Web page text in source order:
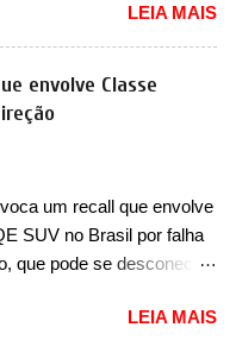
Operações da Stellantis
foi o responsável por
O novo modelo teve
a traseira do SUV,
das lanternas, que
uma iluminação
traseiro, se n...
envolve os proprietários
chamado envolve
2026 da picape
as versões com este
fala que as unidades
a uma
precisará ser
ter sido produzido de
já pode ser solucionado
disse que “foi
LEIA MAIS
envolve Classe
um recall que envolve
SUV no Brasil por falha
que pode se desconectar
um recall que envolve o trio
LEIA MAIS